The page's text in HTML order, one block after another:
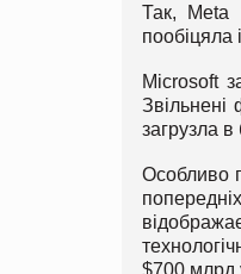
Так, Meta
пообіцяла
Microsoft
загрузла в
Особливо
$700 млрд